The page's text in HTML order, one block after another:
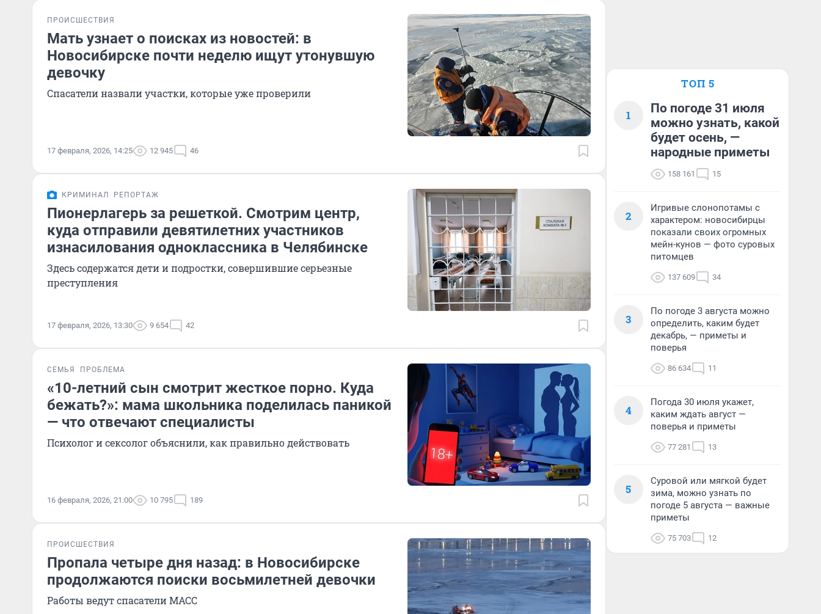
ПРОИСШЕСТВИЯ
Мать узнает о поисках из новостей: в
Новосибирске почти неделю ищут утонувшую
девочку
Спасатели назвали участки, которые уже проверили
17 февраля, 2026, 14:25 12 945 46
КРИМИНАЛ РЕПОРТАЖ
Пионерлагерь за решеткой. Смотрим центр,
куда отправили девятилетних участников
изнасилования одноклассника в Челябинске
Здесь содержатся дети и подростки, совершившие серьезные
преступления
17 февраля, 2026, 13:30 9 654 42
СЕМЬЯ ПРОБЛЕМА
«10-летний сын смотрит жесткое порно. Куда
бежать?»: мама школьника поделилась паникой
— что отвечают специалисты
Психолог и сексолог объяснили, как правильно действовать
16 февраля, 2026, 21:00 10 795 189
ПРОИСШЕСТВИЯ
Пропала четыре дня назад: в Новосибирске
продолжаются поиски восьмилетней девочки
Работы ведут спасатели МАСС
ТОП 5
1
По погоде 31 июля
можно узнать, какой
будет осень, —
народные приметы
158 161 15
2
Игривые слонопотамы с
характером: новосибирцы
показали своих огромных
мейн-кунов — фото суровых
питомцев
137 609 34
3
По погоде 3 августа можно
определить, каким будет
декабрь, — приметы и
поверья
86 634 11
4
Погода 30 июля укажет,
каким ждать август —
поверья и приметы
77 281 13
5
Суровой или мягкой будет
зима, можно узнать по
погоде 5 августа — важные
приметы
75 703 12